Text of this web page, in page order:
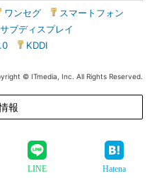
ワンセグ スマートフォン
サブディスプレイ
KDDI
© ITmedia, Inc. All Rights Reserved.
報
LINE Hatena